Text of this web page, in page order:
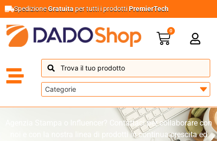
SpedizioneGratuita per tutti i prodottiPremierTech
0
Agenzia Stampa o Influencer? Contattaci per collaborare con
noi e con la nostra linea di prodotti in continua crescita ed